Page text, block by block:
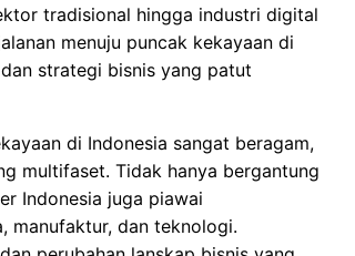
tradisional hingga industri digital
menuju puncak kekayaan di
strategi bisnis yang patut
di Indonesia sangat beragam,
multifaset. Tidak hanya bergantung
Indonesia juga piawai
manufaktur, dan teknologi.